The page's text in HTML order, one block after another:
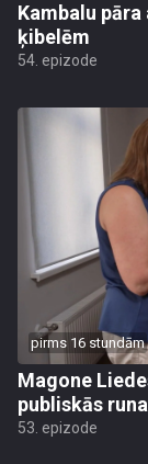
Kambalu
ķibelēm
54. epizode
pirms 16 stundām
Magone
publiskās
53. epizode